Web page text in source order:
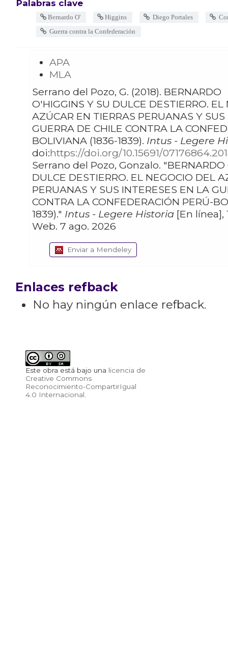
Palabras clave
Bernardo O' Higgins Diego Portales
Guerra contra la Confederación
APA
MLA
Serrano del Pozo, G. (2018). BERNARDO
O'HIGGINS Y SU DULCE DESTIERRO. EL
AZÚCAR EN TIERRAS PERUANAS Y
GUERRA DE CHILE CONTRA LA
BOLIVIANA (1836-1839). Intus - Legere
doi:https://doi.org/10.15691/
Serrano del Pozo, Gonzalo. "BERNARDO O'HIGGINS Y SU
DULCE DESTIERRO. EL NEGOCIO DEL
PERUANAS Y SUS INTERESES EN LA
CONTRA LA CONFEDERACIÓN PERÚ-
1839)." Intus - Legere Historia [En línea],
Web. 7 ago. 2026
Enviar a Mendeley
Enlaces refback
No hay ningún enlace refback.
Este obra está bajo una licencia de
Creative Commons
Reconocimiento-CompartirIgual
4.0 Internacional